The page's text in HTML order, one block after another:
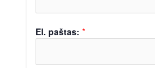
El. paštas: *